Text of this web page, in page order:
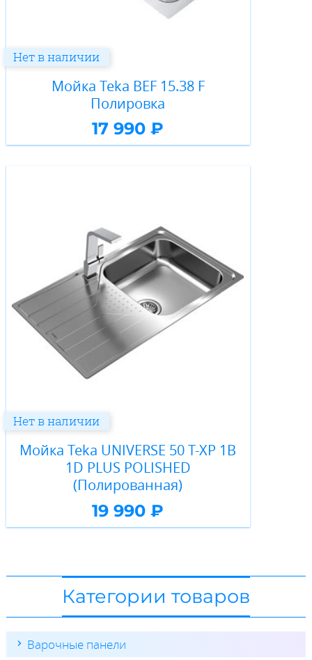
Мойка Teka BEF 15.38 F
Полировка
17 990 ₽
Нет в наличии
Мойка Teka UNIVERSE 50 T-XP 1B
1D PLUS POLISHED
(Полированная)
19 990 ₽
Нет в наличии
Категории товаров
Варочные панели